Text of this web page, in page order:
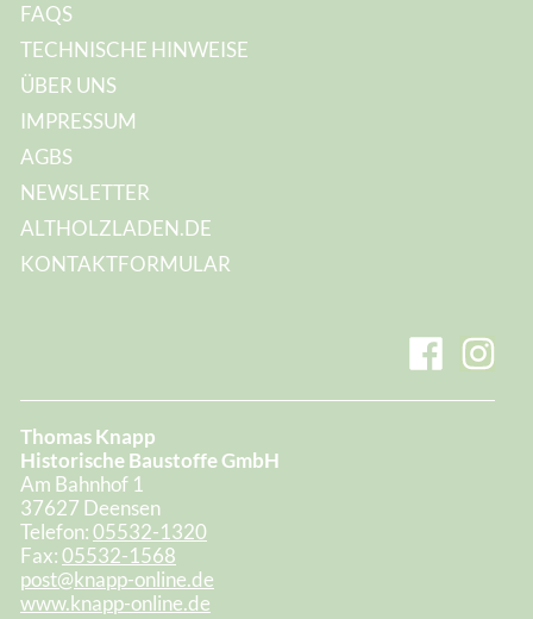
FAQS
TECHNISCHE HINWEISE
ÜBER UNS
IMPRESSUM
AGBS
NEWSLETTER
ALTHOLZLADEN.DE
KONTAKTFORMULAR
Thomas Knapp
Historische Baustoffe GmbH
Am Bahnhof 1
37627 Deensen
Telefon:05532-1320
Fax:05532-1568
post@knapp-online.de
www.knapp-online.de